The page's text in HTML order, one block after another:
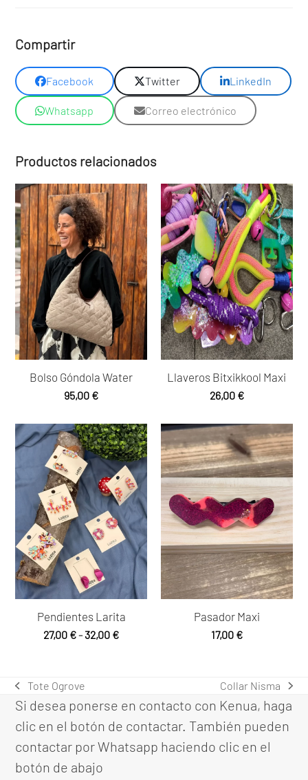
Compartir
Facebook Twitter LinkedIn
Whatsapp Correo electrónico
Productos relacionados
Bolso Góndola Water
95,00 €
Llaveros Bitxikkool Maxi
26,00 €
Pendientes Larita
27,00 €-32,00 €Rango
hasta
32,00 €
Pasador Maxi
17,00 €
previous
post:
Tote Ogrove
next
post:
Collar Nisma
Si desea ponerse en contacto con Kenua, haga
clic en el botón de contactar. También pueden
contactar por Whatsapp haciendo clic en el
botón de abajo